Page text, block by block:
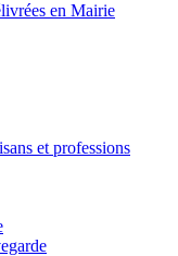
en Mairie
et professions